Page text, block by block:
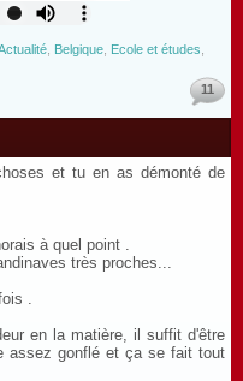
Belgique Ecole et études
11
et tu en as démonté de
à quel point .
très proches...
.
en la matière, il suffit d'être
assez gonflé et ça se fait tout